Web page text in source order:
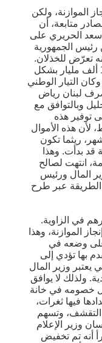
الموازنة، ولكن
متابعة، أن
سعد الحريري على
15 بالمئة، لكن رئيس الجمهورية
تعرّض للخذلان.
وهنا كانت الدولة بحاجة إلى حوالى 11 ألف مليار بشكل
التيار الوطني
لبنان رياض
وبالتوافق مع
توفير هذه
لأن هذه الأموال
ريثما تكون
قد بدأت. وهذا
انتهت لصالح
المال ورئيس
الطريقة عبر طرح
في الزاوية.
الموازنة، وهذا
على وضعه في
بها تؤدي إلى
يعتبر وزير المال
ولذلك لا يوافق
خصومه في خانة
فيها ثغرات،
التقشف، وتسهم
وزير الإعلام
أنه تم تخفيض